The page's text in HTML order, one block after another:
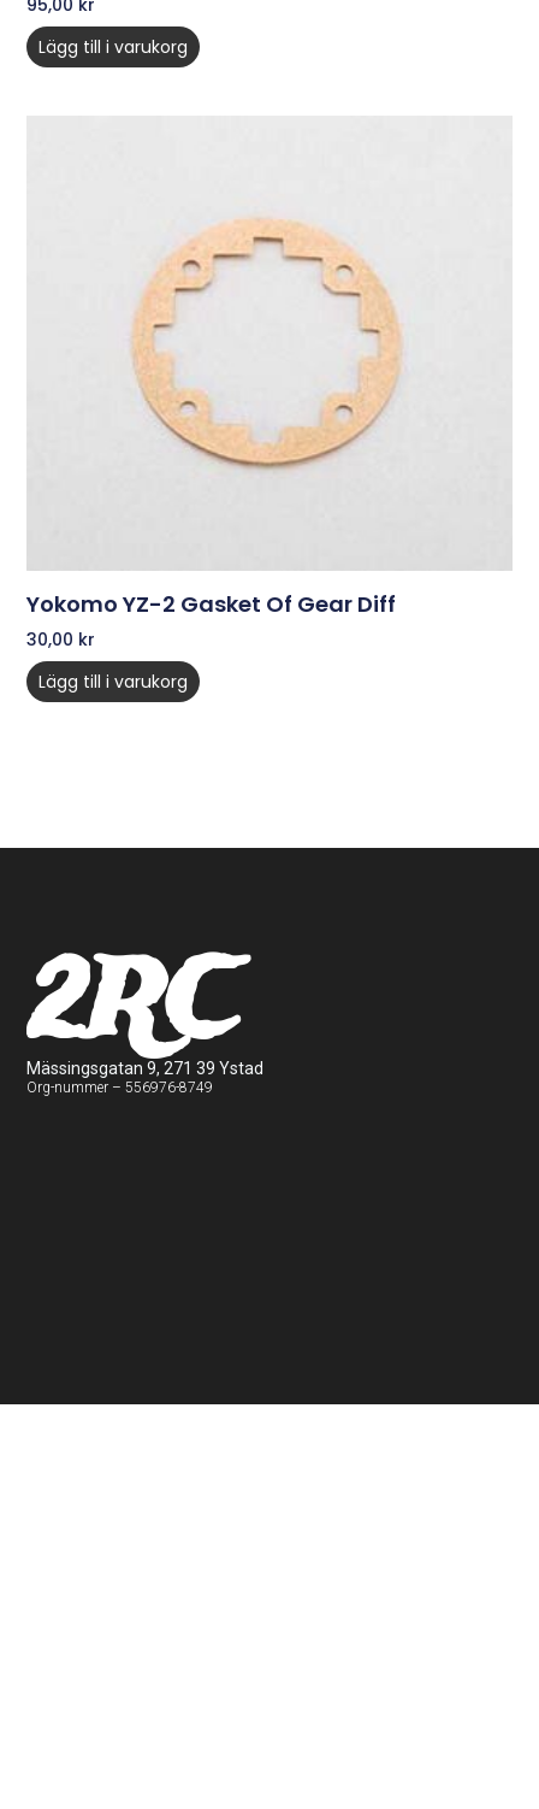
95,00 kr
Lägg till i varukorg
Yokomo YZ-2 Gasket Of Gear Diff
30,00 kr
Lägg till i varukorg
2RC
Mässingsgatan 9, 271 39 Ystad
Org-nummer – 556976-8749